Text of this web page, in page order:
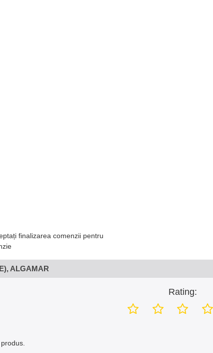
finalizarea comenzii pentru
ALGAMAR
Rating: